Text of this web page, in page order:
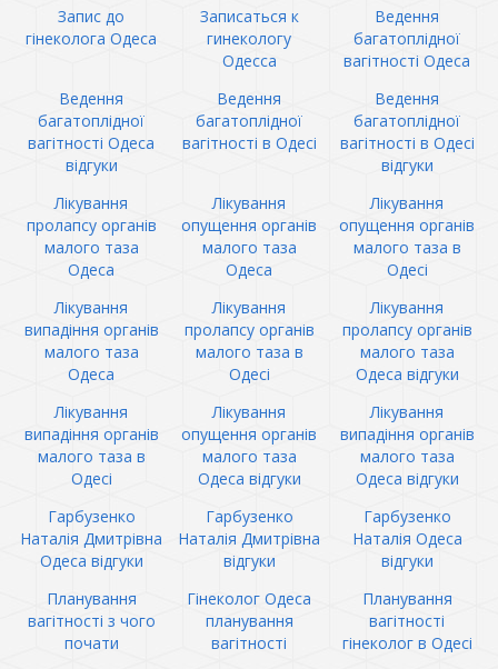
Запис до
гінеколога Одеса
Записаться к
гинекологу
Одесса
Ведення
багатоплідної
вагітності Одеса
Ведення
багатоплідної
вагітності Одеса
відгуки
Ведення
багатоплідної
вагітності в Одесі
Ведення
багатоплідної
вагітності в Одесі
відгуки
Лікування
пролапсу органів
малого таза
Одеса
Лікування
опущення органів
малого таза
Одеса
Лікування
опущення органів
малого таза в
Одесі
Лікування
випадіння органів
малого таза
Одеса
Лікування
пролапсу органів
малого таза в
Одесі
Лікування
пролапсу органів
малого таза
Одеса відгуки
Лікування
випадіння органів
малого таза в
Одесі
Лікування
опущення органів
малого таза
Одеса відгуки
Лікування
випадіння органів
малого таза
Одеса відгуки
Гарбузенко
Наталія Дмитрівна
Одеса відгуки
Гарбузенко
Наталія Дмитрівна
відгуки
Гарбузенко
Наталія Одеса
відгуки
Планування
вагітності з чого
почати
Гінеколог Одеса
планування
вагітності
Планування
вагітності
гінеколог в Одесі